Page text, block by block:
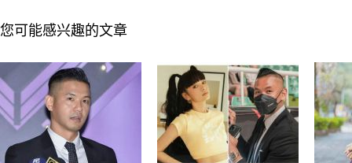
您可能感兴趣的文章